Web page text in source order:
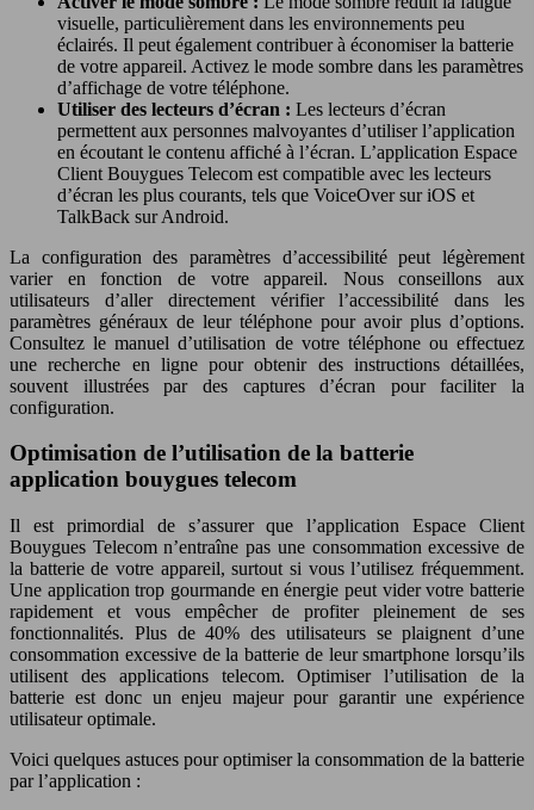
visuelle, particulièrement dans les environnements peu
éclairés. Il peut également contribuer à économiser la batterie
de votre appareil. Activez le mode sombre dans les paramètres
d’affichage de votre téléphone.
Utiliser des lecteurs d’écran : Les lecteurs d’écran
permettent aux personnes malvoyantes d’utiliser l’application
en écoutant le contenu affiché à l’écran. L’application Espace
Client Bouygues Telecom est compatible avec les lecteurs
d’écran les plus courants, tels que VoiceOver sur iOS et
TalkBack sur Android.
La configuration des paramètres d’accessibilité peut légèrement
varier en fonction de votre appareil. Nous conseillons aux
utilisateurs d’aller directement vérifier l’accessibilité dans les
paramètres généraux de leur téléphone pour avoir plus d’options.
Consultez le manuel d’utilisation de votre téléphone ou effectuez
une recherche en ligne pour obtenir des instructions détaillées,
souvent illustrées par des captures d’écran pour faciliter la
configuration.
Optimisation de l’utilisation de la batterie
application bouygues telecom
Il est primordial de s’assurer que l’application Espace Client
Bouygues Telecom n’entraîne pas une consommation excessive de
la batterie de votre appareil, surtout si vous l’utilisez fréquemment.
Une application trop gourmande en énergie peut vider votre batterie
rapidement et vous empêcher de profiter pleinement de ses
fonctionnalités. Plus de 40% des utilisateurs se plaignent d’une
consommation excessive de la batterie de leur smartphone lorsqu’ils
utilisent des applications telecom. Optimiser l’utilisation de la
batterie est donc un enjeu majeur pour garantir une expérience
utilisateur optimale.
Voici quelques astuces pour optimiser la consommation de la batterie
par l’application :